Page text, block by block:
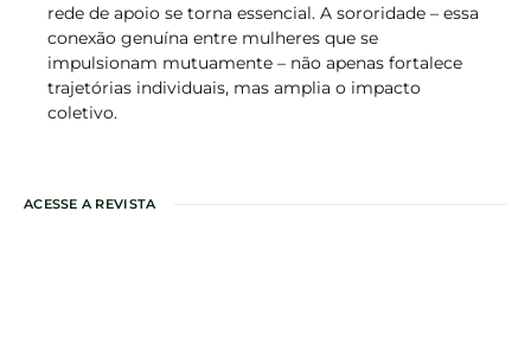
rede de apoio se torna essencial. A sororidade – essa
conexão genuína entre mulheres que se
impulsionam mutuamente – não apenas fortalece
trajetórias individuais, mas amplia o impacto
coletivo.
ACESSE A REVISTA